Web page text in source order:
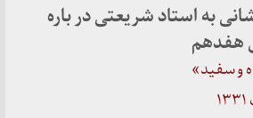
به استاد شریعتی در باره
هفدهم
و سفید»